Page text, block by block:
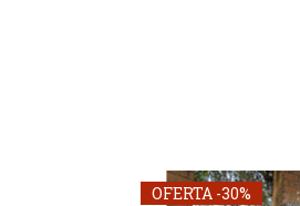
OFERTA -30%